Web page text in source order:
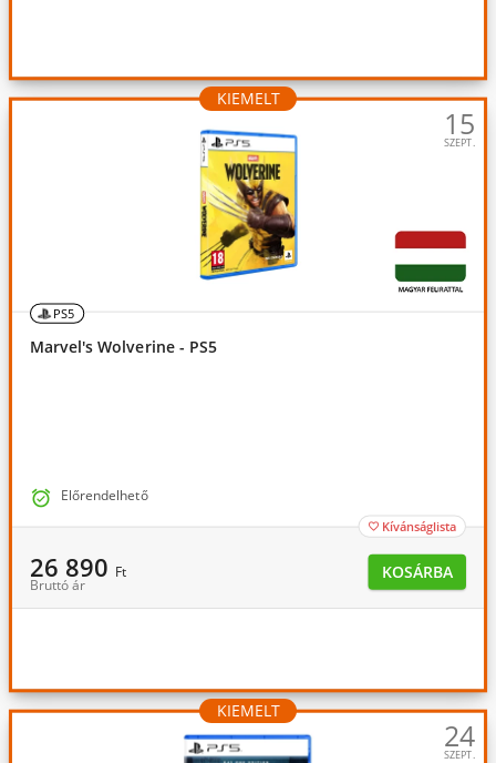
KIEMELT
15
SZEPT.
PS5
Marvel's Wolverine - PS5
 Előrendelhető
 Kívánságlista
26 890 Ft
Bruttó ár
KOSÁRBA
KIEMELT
24
SZEPT.